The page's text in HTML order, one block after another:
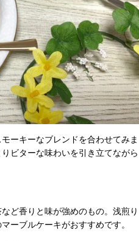
ーキーなブレンドを合わせてみま
ビターな味わいを引き立てながら
ど香りと味が強めのもの。浅煎り
ーブルケーキがおすすめです。